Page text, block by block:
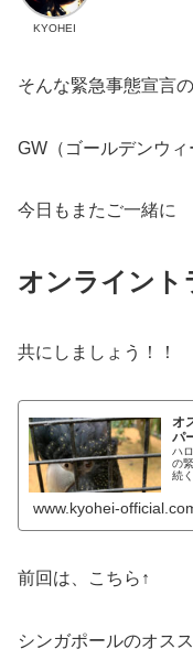
KYOHEI
そんな緊急事態宣言
GW（ゴールデンウィ
今日もまたご一緒に
オンライント
共にしましょう！！
オ
パ
ハ
の
続
www.kyohei-
前回は、こちら↑
シンガポールのオス